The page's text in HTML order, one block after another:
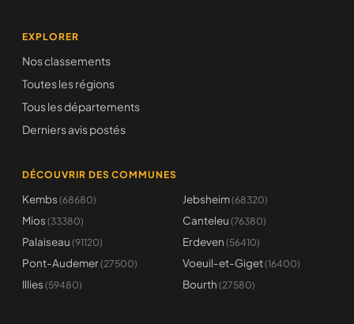
EXPLORER
Nos classements
Toutes les régions
Tous les départements
Derniers avis postés
DÉCOUVRIR DES COMMUNES
Kembs (68680) Jebsheim(68320)
Mios (33380) Canteleu (76380)
Palaiseau (91120) Erdeven (56410)
Pont-Audemer(27500) Voeuil-et-Giget(16400)
Illies (59480) Bourth (27580)